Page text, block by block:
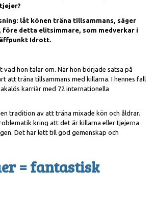
låt könen träna tillsammans, säger
före detta elitsimmare, som medverkar i
Idrott.
vad hon talar om. När hon började satsa på
att träna tillsammans med killarna. I hennes fall
karriär med 72 internationella
tradition av att träna mixade kön och åldrar.
kring att det är killarna eller tjejerna
Det har lett till god gemenskap och
= fantastisk